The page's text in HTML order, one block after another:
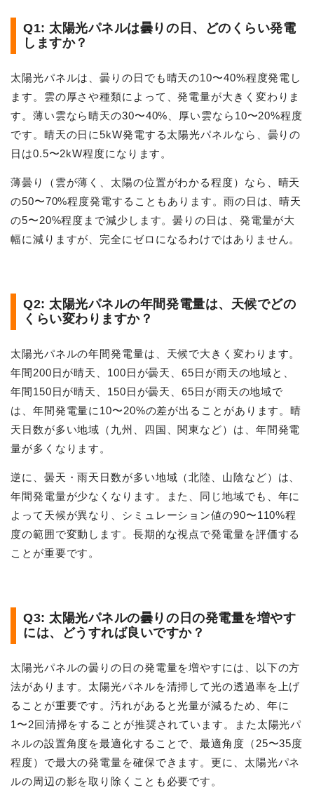
Q1: 太陽光パネルは曇りの日、どのくらい発電
しますか？
太陽光パネルは、曇りの日でも晴天の10〜40%程度発電し
ます。雲の厚さや種類によって、発電量が大きく変わりま
す。薄い雲なら晴天の30〜40%、厚い雲なら10〜20%程度
です。晴天の日に5kW発電する太陽光パネルなら、曇りの
日は0.5〜2kW程度になります。
薄曇り（雲が薄く、太陽の位置がわかる程度）なら、晴天
の50〜70%程度発電することもあります。雨の日は、晴天
の5〜20%程度まで減少します。曇りの日は、発電量が大
幅に減りますが、完全にゼロになるわけではありません。
Q2: 太陽光パネルの年間発電量は、天候でどの
くらい変わりますか？
太陽光パネルの年間発電量は、天候で大きく変わります。
年間200日が晴天、100日が曇天、65日が雨天の地域と、
年間150日が晴天、150日が曇天、65日が雨天の地域で
は、年間発電量に10〜20%の差が出ることがあります。晴
天日数が多い地域（九州、四国、関東など）は、年間発電
量が多くなります。
逆に、曇天・雨天日数が多い地域（北陸、山陰など）は、
年間発電量が少なくなります。また、同じ地域でも、年に
よって天候が異なり、シミュレーション値の90〜110%程
度の範囲で変動します。長期的な視点で発電量を評価する
ことが重要です。
Q3: 太陽光パネルの曇りの日の発電量を増やす
には、どうすれば良いですか？
太陽光パネルの曇りの日の発電量を増やすには、以下の方
法があります。太陽光パネルを清掃して光の透過率を上げ
ることが重要です。汚れがあると光量が減るため、年に
1〜2回清掃をすることが推奨されています。また太陽光パ
ネルの設置角度を最適化することで、最適角度（25〜35度
程度）で最大の発電量を確保できます。更に、太陽光パネ
ルの周辺の影を取り除くことも必要です。